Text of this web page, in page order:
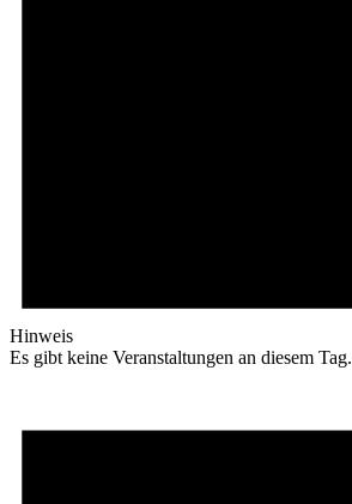
Hinweis
Es gibt keine Veranstaltungen an diesem Tag.